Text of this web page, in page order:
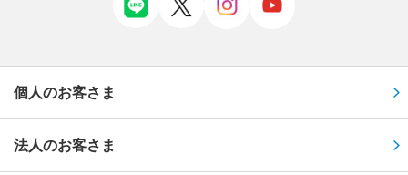
個人のお客さま
法人のお客さま